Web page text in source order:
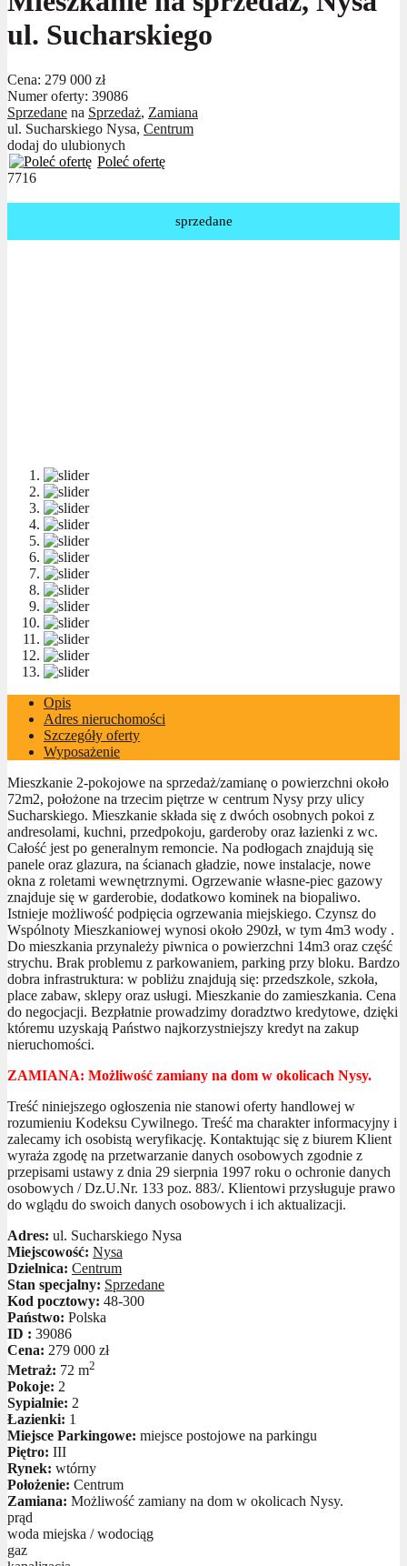
ul. Sucharskiego
Cena: 279 000 zł
Numer oferty: 39086
Sprzedane na Sprzedaż, Zamiana
ul. Sucharskiego Nysa, Centrum
dodaj do ulubionych
Poleć ofertę
7716
sprzedane
Opis
Adres nieruchomości
Szczegóły oferty
Wyposażenie
Mieszkanie 2-pokojowe na sprzedaż/zamianę o powierzchni około
72m2, położone na trzecim piętrze w centrum Nysy przy ulicy
Sucharskiego. Mieszkanie składa się z dwóch osobnych pokoi z
andresolami, kuchni, przedpokoju, garderoby oraz łazienki z wc.
Całość jest po generalnym remoncie. Na podłogach znajdują się
panele oraz glazura, na ścianach gładzie, nowe instalacje, nowe
okna z roletami wewnętrznymi. Ogrzewanie własne-piec gazowy
znajduje się w garderobie, dodatkowo kominek na biopaliwo.
Istnieje możliwość podpięcia ogrzewania miejskiego. Czynsz do
Wspólnoty Mieszkaniowej wynosi około 290zł, w tym 4m3 wody .
Do mieszkania przynależy piwnica o powierzchni 14m3 oraz część
strychu. Brak problemu z parkowaniem, parking przy bloku. Bardzo
dobra infrastruktura: w pobliżu znajdują się: przedszkole, szkoła,
place zabaw, sklepy oraz usługi. Mieszkanie do zamieszkania. Cena
do negocjacji. Bezpłatnie prowadzimy doradztwo kredytowe, dzięki
któremu uzyskają Państwo najkorzystniejszy kredyt na zakup
nieruchomości.
ZAMIANA: Możliwość zamiany na dom w okolicach Nysy.
Treść niniejszego ogłoszenia nie stanowi oferty handlowej w
rozumieniu Kodeksu Cywilnego. Treść ma charakter informacyjny i
zalecamy ich osobistą weryfikację. Kontaktując się z biurem Klient
wyraża zgodę na przetwarzanie danych osobowych zgodnie z
przepisami ustawy z dnia 29 sierpnia 1997 roku o ochronie danych
osobowych / Dz.U.Nr. 133 poz. 883/. Klientowi przysługuje prawo
do wglądu do swoich danych osobowych i ich aktualizacji.
Adres: ul. Sucharskiego Nysa
Miejscowość: Nysa
Dzielnica: Centrum
Stan specjalny: Sprzedane
Kod pocztowy: 48-300
Państwo: Polska
ID : 39086
Cena: 279 000 zł
Metraż: 72 m2
Pokoje: 2
Sypialnie: 2
Łazienki: 1
Miejsce Parkingowe: miejsce postojowe na parkingu
Piętro: III
Rynek: wtórny
Położenie: Centrum
Zamiana: Możliwość zamiany na dom w okolicach Nysy.
prąd
woda miejska / wodociąg
gaz